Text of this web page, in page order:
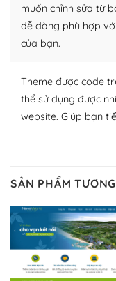
WordPress đa
– Dễ sử dụng
Với mọi Hosting
dàng thiết lập vì
toàn bộ web.
Dễ dàng lựa chọn
– Bảo mật cực tốt
Vì WordPress hiện
blog lớn nhất trên
muốn chỉnh sửa từ
dễ dàng phù hợp
của bạn.
Theme được code
thể sử dụng được
website. Giúp bạn
SẢN PHẨM